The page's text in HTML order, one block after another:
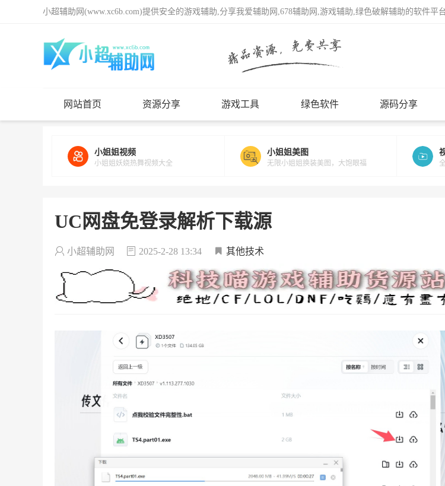
小超辅助网(www.xc6b.com)提供安全的游戏辅助,分享我爱辅助网,678辅助网,游戏辅助,绿色破解辅助的软件平台
网站首页 资源分享 游戏工具 绿色软件 源码分享
小姐姐视频
小姐姐妖娆热舞视频大全
小姐姐美图
无限小姐姐换装美图，大饱眼福
UC网盘免登录解析下载源
小超辅助网 2025-2-28 13:34 其他技术